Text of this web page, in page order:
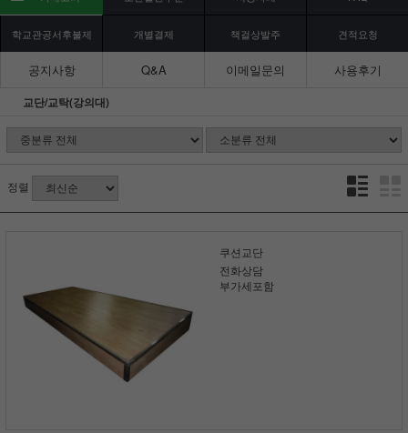
학교관공서후불제 개별결제 책걸상발주 견적요청
공지사항 Q&A 이메일문의 사용후기
교단/교탁(강의대)
정렬
쿠션교단
전화상담
부가세포함